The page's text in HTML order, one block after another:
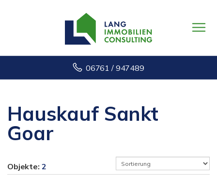
06761 / 947489
Hauskauf Sankt
Goar
Objekte: 2